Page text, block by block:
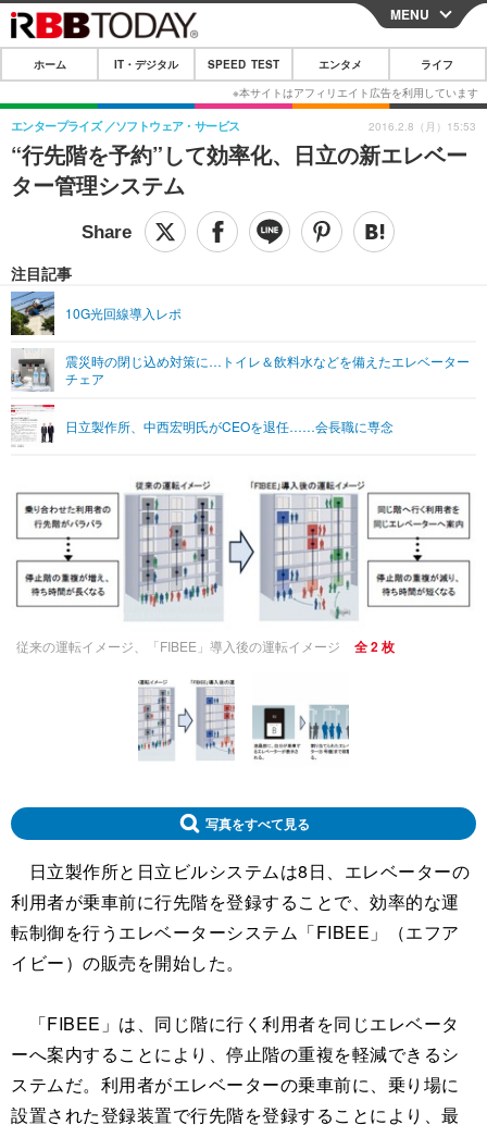
CLOSE
ホーム
IT・デジタル
IT・デジタルTOP スマートフォン
ショッピング その他
SPEED TEST
エンタメTOP 映画・ドラマ
グラビア
ショッピング その他
ライフTOP
リリース一覧
プッシュ通知の停止方法
MENU
ホーム IT・デジタル SPEED TEST エンタメ ライフ
“行先階を予約”して効率化、日立の新エレベー
ター管理システム
エンタープライズ ソフトウェア・サービス
注目記事
10G光回線導入レポ
震災時の閉じ込め対策に…トイレ＆飲料水などを備えたエレベーター
チェア
日立製作所、中西宏明氏がCEOを退任……会長職に専念
2016.2.8（月）15:53
従来の運転イメージ、「FIBEE」導入後の運転イメージ 全 2 枚
写真をすべて見る
日立製作所と日立ビルシステムは8日、エレベーターの
利用者が乗車前に行先階を登録することで、効率的な運
転制御を行うエレベーターシステム「FIBEE」（エフア
イビー）の販売を開始した。
「FIBEE」は、同じ階に行く利用者を同じエレベータ
ーへ案内することにより、停止階の重複を軽減できるシ
ステムだ。利用者がエレベーターの乗車前に、乗り場に
設置された登録装置で行先階を登録することにより、最